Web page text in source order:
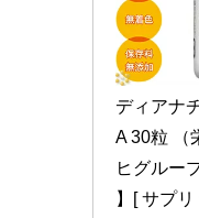
ディアナ
A 30粒 （
ヒグルー
】[ サプ